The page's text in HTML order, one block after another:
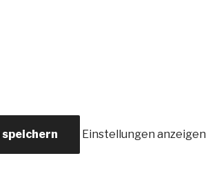
Einstellungen anzeigen